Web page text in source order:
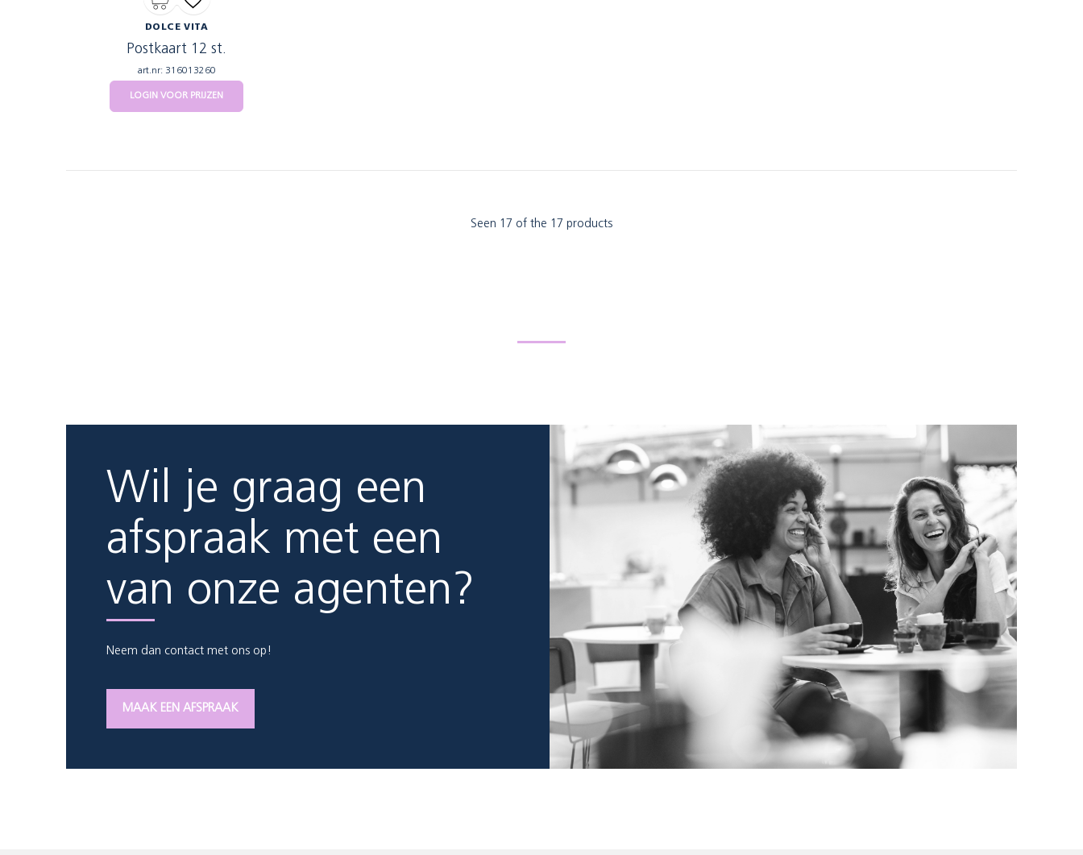
DOLCE VITA
Postkaart 12 st.
art.nr: 316013260
LOGIN VOOR PRIJZEN
Seen 17 of the 17 products
Wil je graag een
afspraak met een
van onze agenten?
Neem dan contact met ons op!
MAAK EEN AFSPRAAK